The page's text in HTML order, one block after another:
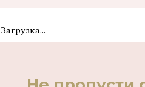
Загрузка...